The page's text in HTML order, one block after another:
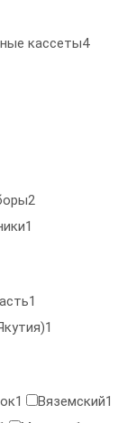
кассеты4
2
1
1
1
1 Вяземский1